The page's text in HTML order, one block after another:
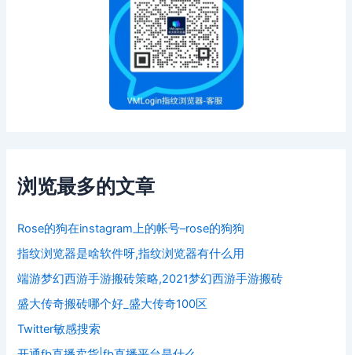
浏览最多的文章
Rose的狗在instagram上的帐号–rose的狗狗
指纹浏览器是啥软件呀,指纹浏览器有什么用
端游梦幻西游手游搬砖策略,2021梦幻西游手游搬砖
盛大传奇搬砖哪个好_盛大传奇100区
Twitter敏感搜索